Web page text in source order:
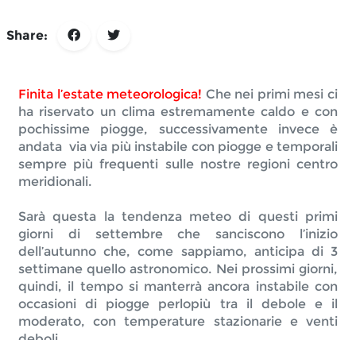
Share:
Finita l’estate meteorologica! Che nei primi mesi ci
ha riservato un clima estremamente caldo e con
pochissime piogge, successivamente invece è
andata  via via più instabile con piogge e temporali
sempre più frequenti sulle nostre regioni centro
meridionali.
Sarà questa la tendenza meteo di questi primi
giorni di settembre che sanciscono l’inizio
dell’autunno che, come sappiamo, anticipa di 3
settimane quello astronomico. Nei prossimi giorni,
quindi, il tempo si manterrà ancora instabile con
occasioni di piogge perlopiù tra il debole e il
moderato, con temperature stazionarie e venti